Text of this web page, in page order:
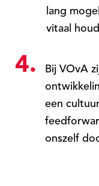
4.
Bij VOvA
een
onszelf
lang
vitaal